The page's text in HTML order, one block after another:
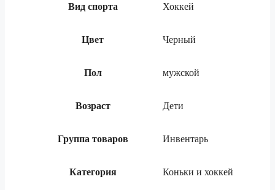
Вид спорта Хоккей
Цвет Черный
Пол мужской
Возраст Дети
Группа товаров Инвентарь
Категория Коньки и хоккей